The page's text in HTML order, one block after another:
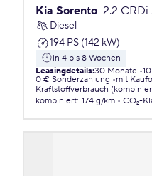
Kia Sorento 2.2
Diesel
194 PS (142 kW)
in 4 bis 8 Wochen
Leasingdetails:30 Monate
0 € Sonderzahlung
mit
Kraftstoffverbrauch
kombiniert: 174 g/km CO₂-